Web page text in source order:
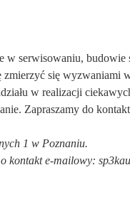
w serwisowaniu, budowie
zmierzyć się wyzwaniami
w realizacji
Zapraszamy do
1 w Poznaniu.
kontakt e-mailowy: